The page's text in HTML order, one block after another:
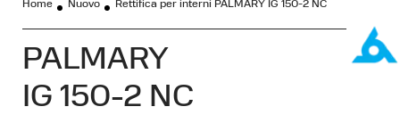
Home Nuovo Rettifica per interni PALMARY IG 150-2 NC
PALMARY
IG 150-2 NC